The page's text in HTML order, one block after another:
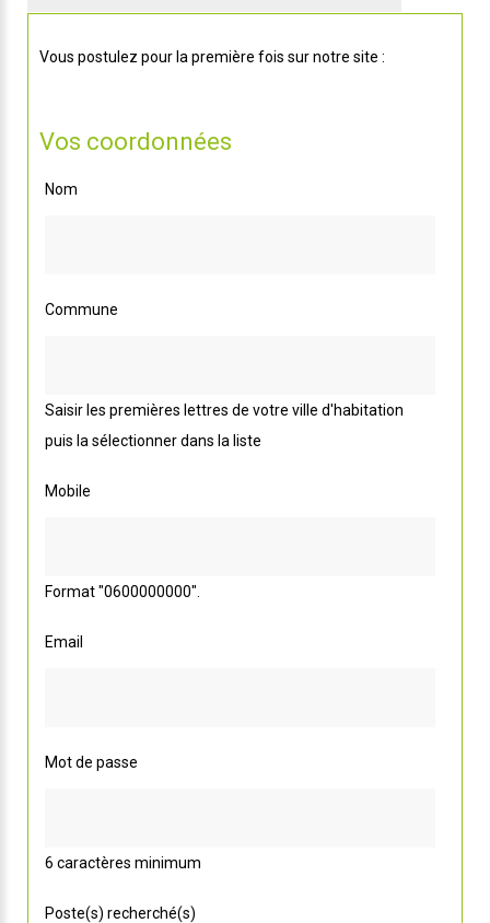
Vous postulez pour la première fois sur notre site :
Vos coordonnées
Nom
Commune
Saisir les premières lettres de votre ville d'habitation
puis la sélectionner dans la liste
Mobile
Format "0600000000".
Email
Mot de passe
6 caractères minimum
Poste(s) recherché(s)